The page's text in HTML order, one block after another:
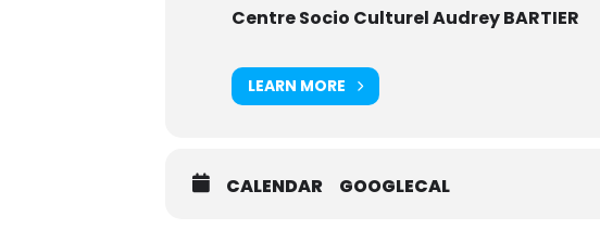
Centre Socio Culturel Audrey BARTIER
LEARN MORE
CALENDAR GOOGLECAL